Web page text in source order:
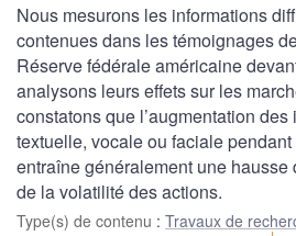
Nous mesurons les informations
contenues dans les témoignages
Réserve fédérale américaine
analysons leurs effets sur les
constatons que l’augmentation des
textuelle, vocale ou faciale
entraîne généralement une hausse
de la volatilité des actions.
Type(s) de contenu : Travaux de